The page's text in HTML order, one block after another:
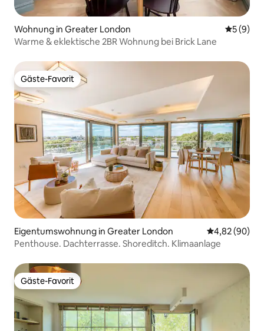
Wohnung in Greater London
5 (9)
Warme & eklektische 2BR Wohnung bei Brick Lane
Gäste-Favorit
Gäste-Favorit
Eigentumswohnung in Greater London
4,82 (90)
Penthouse. Dachterrasse. Shoreditch. Klimaanlage
Gäste-Favorit
Gäste-Favorit